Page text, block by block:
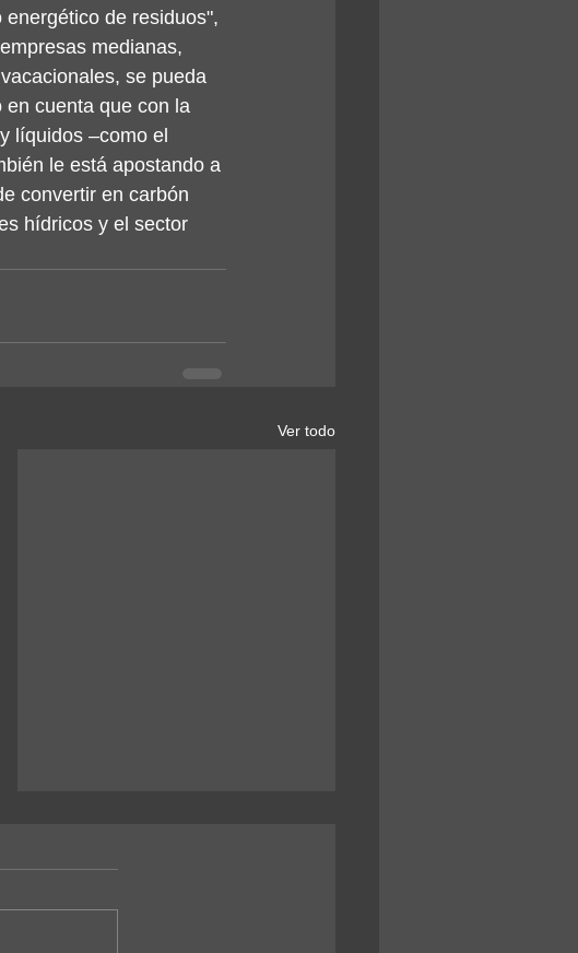
de residuos",
medianas,
se pueda
cuenta que con la
líquidos –como el
le está apostando a
convertir en carbón
hídricos y el sector
Ver todo